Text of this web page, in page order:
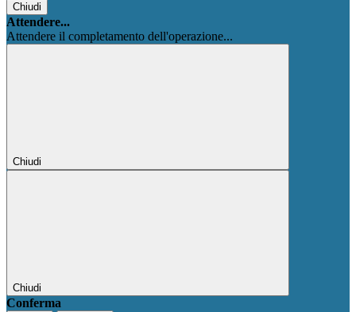
Chiudi
Attendere...
Attendere il completamento dell'operazione...
Chiudi
Chiudi
Conferma